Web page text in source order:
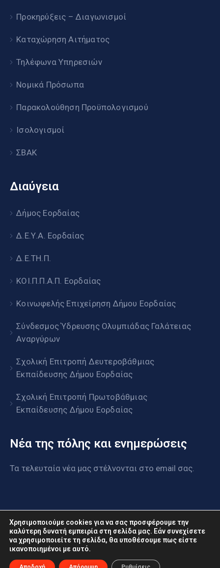
Προκηρύξεις – Διαγωνισμοί
Καταχώρηση Αιτήματος
Τηλέφωνα Υπηρεσιών
Νομικά Πρόσωπα
Παρακολούθηση Προϋπολογισμού
Ισολογισμοί
ΣΒΑΚ
Διαύγεια
Δήμος Εορδαίας
Δ.Ε.Υ.Α. Εορδαίας
Δ.Ε.ΤΗ.Π.
ΚΟΙ.Π.Π.Α.Π. Εορδαίας
Κοινωφελής Επιχείρηση Δήμου Εορδαίας
Σύνδεσμος Ύδρευσης Ολυμπιάδας Γαλάτειας
Αναργύρων
Σχολική Επιτροπή Δευτεροβάθμιας
Εκπαίδευσης Δήμου Εορδαίας
Σχολική Επιτροπή Πρωτοβάθμιας
Εκπαίδευσης Δήμου Εορδαίας
Νέα της πόλης και ενημερώσεις
Τα τελευταία νέα μας στέλνονται στο email σας.
www.eordaia.gov.gr © 2022. Με επιφύλαξη παντός
δικαιώματος
Χρησιμοποιούμε cookies για να σας προσφέρουμε την
καλύτερη δυνατή εμπειρία στη σελίδα μας. Εάν συνεχίσετε
να χρησιμοποιείτε τη σελίδα, θα υποθέσουμε πως είστε
ικανοποιημένοι με αυτό.